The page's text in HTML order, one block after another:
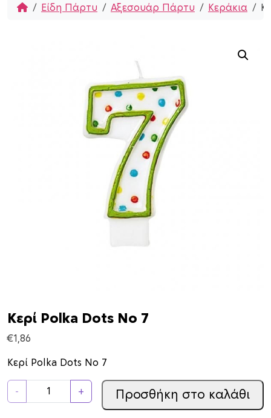
HomeΕίδη Πάρτυ Αξεσουάρ Πάρτυ Κεράκια
Κερί Polka Dots Νο 7
€1,86
Κερί Polka Dots Νο 7
-
ε
+ Προσθήκη στο καλάθι